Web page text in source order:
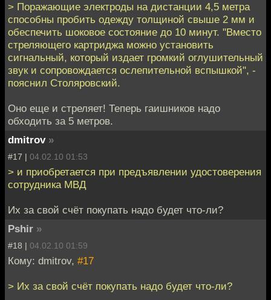
> Поражающие электроды на дистанции 4,5 метра
способны пробить одежду толщиной свыше 2 мм и
обеспечить шоковое состояние до 10 минут. "Вместо
стреляющего картриджа можно установить
сигнальный, который издает громкий оглушительный
звук и сопровождается ослепительной вспышкой", -
пояснил Столяровский.
Оно еще и стреляет! Теперь гаишников надо
обходить за 5 метров.
dmitrov »
#17 | 04.02.10 01:53
> и приобретается при предъявлении удостоверения
сотрудника МВД
Их за свой счёт покупать надо будет что-ли?
Pshir »
#18 | 04.02.10 01:59
Кому: dmitrov, #17
> Их за свой счёт покупать надо будет что-ли?